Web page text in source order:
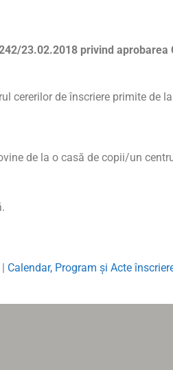
23.02.2018 privind
cererilor de înscriere primite
de la o casă de copii/un
| Calendar, Program şi Acte